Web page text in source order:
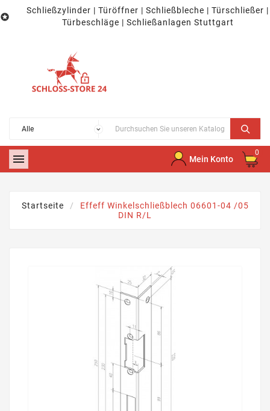

Schließzylinder | Türöffner | Schließbleche | Türschließer |
Türbeschläge | Schließanlagen Stuttgart
 Mein Konto
0
Startseite
Effeff Winkelschließblech 06601-04 /05
DIN R/L